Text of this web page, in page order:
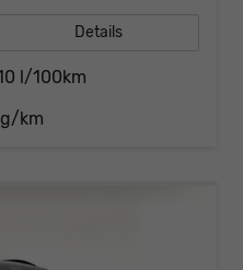
Details
l/100km
km